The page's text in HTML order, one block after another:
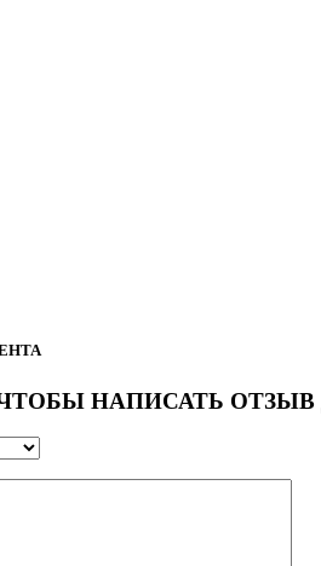
НАПИСАТЬ ОТЗЫВ ДЛЯ